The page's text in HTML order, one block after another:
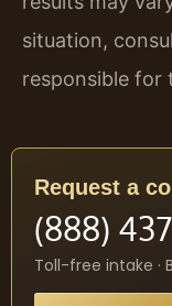
situation,
responsible for
Request a
(888)
Toll-free intake ·